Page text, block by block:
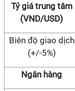
Tỷ giá trung tâm
(VND/USD)
Biên độ giao dịch
(+/-5%)
Ngân hàng